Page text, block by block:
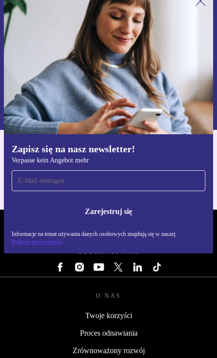
Zapisz się na nasz newsletter!
Verpasse kein Angebot mehr
Zarejestruj się
Informacje na temat używania danych osobowych znajdują się w naszej
Polityce prywatności
Zapisz się na nasz newsletter!
Nie przegap żadnej oferty.
Zarejestruj się
Informacje na temat używania danych osobowych znajdują się w
naszej
Polityce prywatności
Pobierz aplikację refurbed
Dla iOS i Android
OBSERWUJ NAS
O NAS
Twoje korzyści
Proces odnawiania
Zrównoważony rozwój